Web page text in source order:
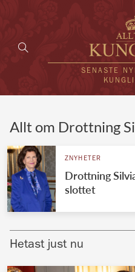
SENASTE
VÄRLDENS
Brittiska
Allt om Drottning
ZNYHETER
Drottning
slottet
Hetast just nu